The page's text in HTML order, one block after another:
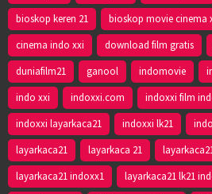
bioskop keren 21
bioskop movie cinema
cinema indo xxi
download film gratis
duniafilm21
ganool indomovie
indo xxi
indoxxi.com indoxxi film
indoxxi layarkaca21
indoxxi lk21
layarkaca21
layarkaca 21
layarkaca21 indoxx1
layarkaca21 lk21